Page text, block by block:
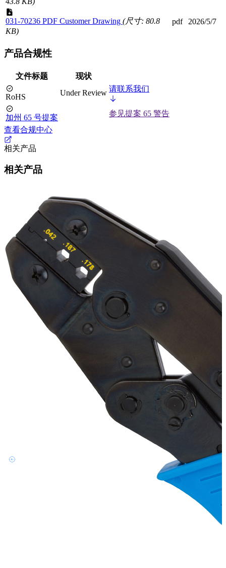
031-70236 PDF Customer Drawing (尺寸: 80.8
KB)
pdf 2026/5/7
产品合规性
文件标题 现状
RoHS Under Review 请联系我们
加州 65 号提案
参见提案 65 警告
查看合规中心
相关产品
相关产品